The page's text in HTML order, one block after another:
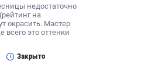
недостаточно
на
окрасить. Мастер
это оттенки
Закрыто